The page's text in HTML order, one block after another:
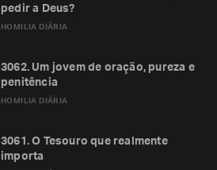
HOMILIA DIÁRIA
pedir a Deus?
HOMILIA DIÁRIA
3062. Um jovem de oração, pureza e
penitência
3061. O Tesouro que realmente
importa